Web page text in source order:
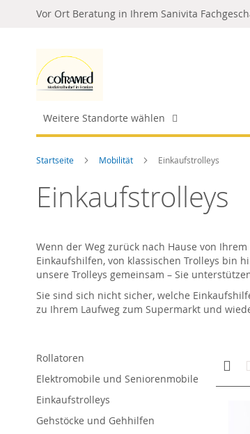
Vor Ort Beratung in Ihrem Sanivita
Weitere Standorte wählen
Startseite Mobilität Einkaufstrolleys
Einkaufstrolleys
Wenn der Weg zurück nach Hause von
Einkaufshilfen, von klassischen Trolleys bin
unsere Trolleys gemeinsam – Sie
Sie sind sich nicht sicher, welche
zu Ihrem Laufweg zum Supermarkt und
Rollatoren
Elektromobile und Seniorenmobile
Einkaufstrolleys
Gehstöcke und Gehhilfen